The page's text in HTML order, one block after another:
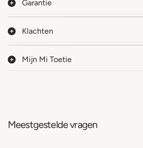
Garantie
Klachten
Mijn Mi Toetie
Meestgestelde vragen